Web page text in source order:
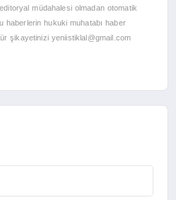
müdahalesi olmadan otomatik
haberlerin hukuki muhatabı haber
şikayetinizi yeniistiklal@gmail.com